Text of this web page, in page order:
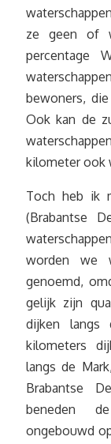
ze geen of
percentage
bewoners,
Ook kan de
kilometer ook
Toch heb ik
(Brabantse
worden we
genoemd,
gelijk zijn
dijken langs
kilometers
langs de
Brabantse
beneden
ongebouwd